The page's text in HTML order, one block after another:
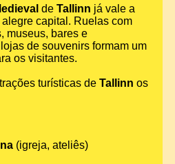
de Tallinn já vale a
alegre capital. Ruelas com
museus, bares e
de souvenirs formam um
os visitantes.
turísticas de Tallinn os
(igreja, ateliês)